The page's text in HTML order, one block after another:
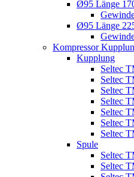
Ø95 Länge
Ø95 Länge
Kompressor
Kupplung
Seltec
Seltec
Seltec
Seltec
Seltec
Seltec
Seltec
Spule
Seltec
Seltec